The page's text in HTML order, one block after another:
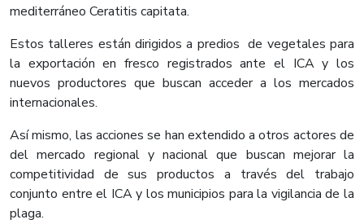
mediterráneo Ceratitis capitata.
Estos talleres están dirigidos a predios de vegetales para
la exportación en fresco registrados ante el ICA y los
nuevos productores que buscan acceder a los mercados
internacionales.
Así mismo, las acciones se han extendido a otros actores de
del mercado regional y nacional que buscan mejorar la
competitividad de sus productos a través del trabajo
conjunto entre el ICA y los municipios para la vigilancia de la
plaga.